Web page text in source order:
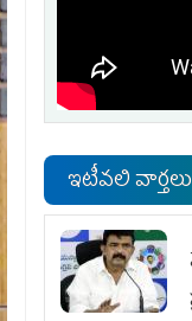
ఇటీవలి వార్తలు